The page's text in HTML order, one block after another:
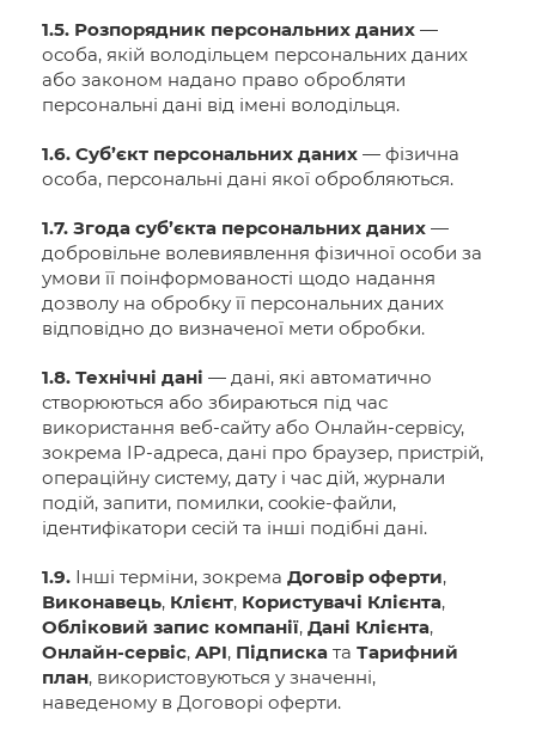
1.5. Розпорядник персональних даних —
особа, якій володільцем персональних даних
або законом надано право обробляти
персональні дані від імені володільця.
1.6. Суб’єкт персональних даних — фізична
особа, персональні дані якої обробляються.
1.7. Згода суб’єкта персональних даних —
добровільне волевиявлення фізичної особи за
умови її поінформованості щодо надання
дозволу на обробку її персональних даних
відповідно до визначеної мети обробки.
1.8. Технічні дані — дані, які автоматично
створюються або збираються під час
використання веб-сайту або Онлайн-сервісу,
зокрема IP-адреса, дані про браузер, пристрій,
операційну систему, дату і час дій, журнали
подій, запити, помилки, cookie-файли,
ідентифікатори сесій та інші подібні дані.
1.9. Інші терміни, зокрема Договір оферти,
Виконавець, Клієнт, Користувачі Клієнта,
Обліковий запис компанії, Дані Клієнта,
Онлайн-сервіс, API, Підписка та Тарифний
план, використовуються у значенні,
наведеному в Договорі оферти.